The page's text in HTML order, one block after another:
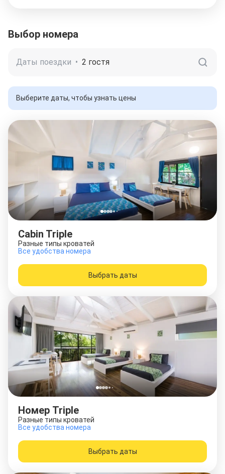
Выбор номера
Даты поездки • 2 гостя
Выберите даты, чтобы узнать цены
Cabin Triple
Разные типы кроватей
Все удобства номера
Выбрать даты
Номер Triple
Разные типы кроватей
Все удобства номера
Выбрать даты